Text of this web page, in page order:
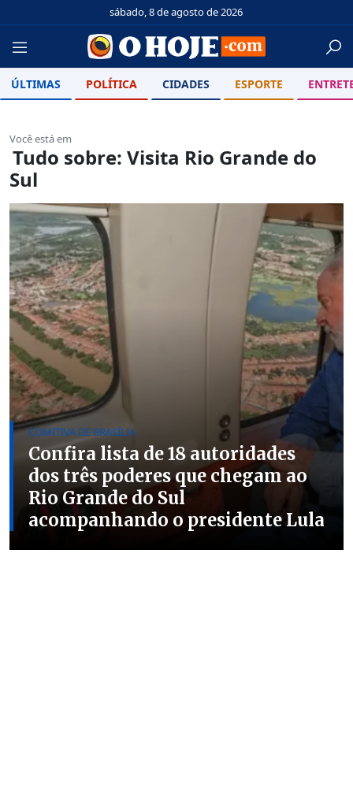
sábado, 8 de agosto de 2026
ÚLTIMAS POLÍTICA CIDADES ESPORTE
Você está em
Tudo sobre: Visita Rio Grande do
Sul
COMITIVA DE BRASÍLIA
Confira lista de 18 autoridades
dos três poderes que chegam ao
Rio Grande do Sul
acompanhando o presidente Lula